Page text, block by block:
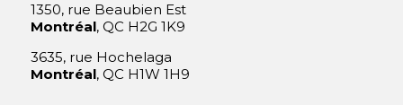
1350, rue Beaubien Est
Montréal, QC H2G 1K9
3635, rue Hochelaga
Montréal, QC H1W 1H9